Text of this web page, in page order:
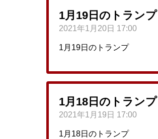
1月19日のトランプ
2021年1月20日 17:00
1月19日のトランプ
1月18日のトランプ
2021年1月19日 17:00
1月18日のトランプ